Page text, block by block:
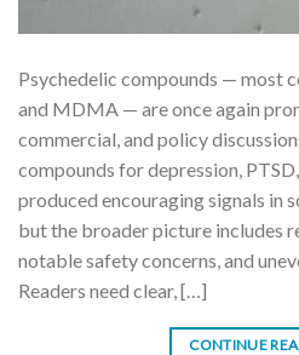
Psychedelic compounds — most
and MDMA — are once again
commercial, and policy
compounds for depression,
produced encouraging signals in
but the broader picture includes
notable safety concerns, and
Readers need clear, […]
CONTINUE